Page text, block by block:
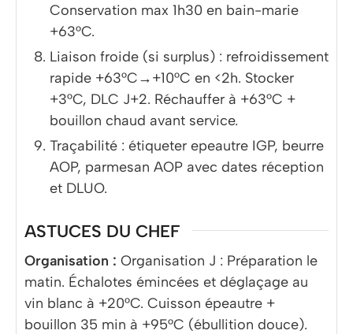
Conservation max 1h30 en bain-marie
+63°C.
Liaison froide (si surplus) : refroidissement
rapide +63°C→+10°C en <2h. Stocker
+3°C, DLC J+2. Réchauffer à +63°C +
bouillon chaud avant service.
Traçabilité : étiqueter epeautre IGP, beurre
AOP, parmesan AOP avec dates réception
et DLUO.
ASTUCES DU CHEF
Organisation : Organisation J : Préparation le
matin. Échalotes émincées et déglaçage au
vin blanc à +20°C. Cuisson épeautre +
bouillon 35 min à +95°C (ébullition douce).